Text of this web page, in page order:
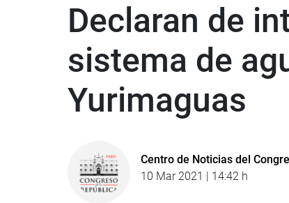
Declaran de
sistema de
Yurimaguas
Centro de Noticias del
10 Mar 2021 | 14:42 h